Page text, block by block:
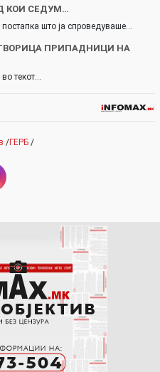
КОИ СЕДУМ…
што ја спроведуваше…
ПРИПАДНИЦИ НА
текот…
/ГЕРБ /